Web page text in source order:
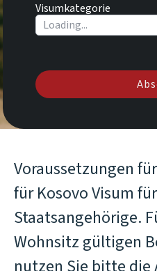
Visumkategorie
Voraussetzungen
für Kosovo Visum
Staatsangehörige.
Wohnsitz gültigen